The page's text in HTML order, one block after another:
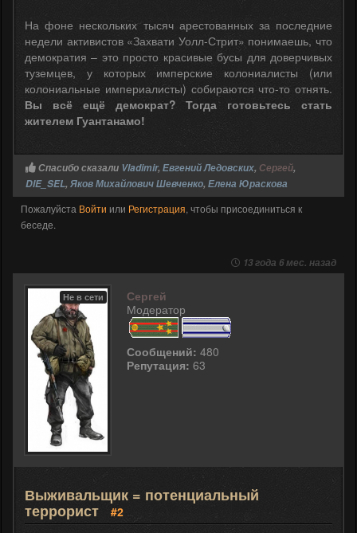
На фоне нескольких тысяч арестованных за последние
недели активистов «Захвати Уолл-Стрит» понимаешь, что
демократия – это просто красивые бусы для доверчивых
туземцев, у которых имперские колониалисты (или
колониальные империалисты) собираются что-то отнять.
Вы всё ещё демократ? Тогда готовьтесь стать
жителем Гуантанамо!
Спасибо сказали Vladimir, Евгений Ледовских, Сергей,
DIE_SEL, Яков Михайлович Шевченко, Елена Юраскова
Пожалуйста Войти или Регистрация, чтобы присоединиться к
беседе.
13 года 6 мес. назад
Не в сети
Сергей
Модератор
Сообщений: 480
Репутация: 63
Выживальщик = потенциальный
террорист
#2